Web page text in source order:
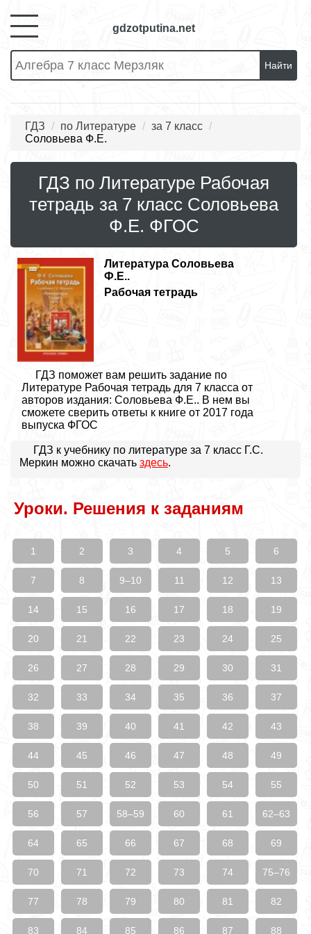
gdzotputina.net
Найти
ГДЗ по Литературе
за 7 класс
Соловьева Ф.Е.
ГДЗ по Литературе Рабочая
тетрадь за 7 класс Соловьева
Ф.Е. ФГОС
Литература Соловьева
Ф.Е..
Рабочая тетрадь
ГДЗ поможет вам решить задание по
Литературе Рабочая тетрадь для 7 класса от
авторов издания: Соловьева Ф.Е.. В нем вы
сможете сверить ответы к книге от 2017 года
выпуска ФГОС
ГДЗ к учебнику по литературе за 7 класс Г.С.
Меркин можно скачать здесь.
Уроки. Решения к заданиям
1 2 3 4 5 6
7 8 9–10 11 12 13
14 15 16 17 18 19
20 21 22 23 24 25
26 27 28 29 30 31
32 33 34 35 36 37
38 39 40 41 42 43
44 45 46 47 48 49
50 51 52 53 54 55
56 57 58–59 60 61 62–63
64 65 66 67 68 69
70 71 72 73 74 75–76
77 78 79 80 81 82
83 84 85 86 87 88